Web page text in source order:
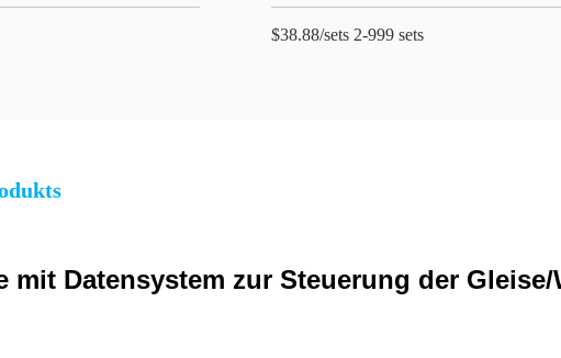
$38.88/sets 2-999 sets
mit Datensystem zur Steuerung der